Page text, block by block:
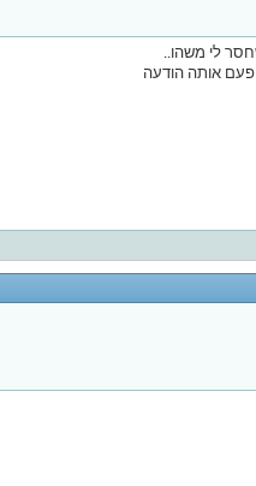
לי משהו..
פעם אותה הודעה